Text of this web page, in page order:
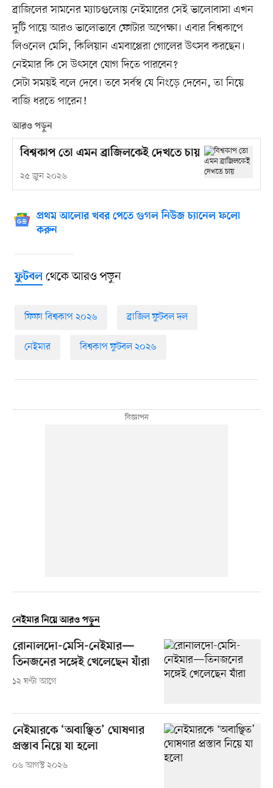
ব্রাজিলের সামনের ম্যাচগুলোয় নেইমারের সেই ভালোবাসা এখন
দুটি পায়ে আরও ভালোভাবে ফোটার অপেক্ষা। এবার বিশ্বকাপে
লিওনেল মেসি, কিলিয়ান এমবাপ্পেরা গোলের উৎসব করছেন।
নেইমার কি সে উৎসবে যোগ দিতে পারবেন?
সেটা সময়ই বলে দেবে। তবে সর্বস্ব যে নিংড়ে দেবেন, তা নিয়ে
বাজি ধরতে পারেন!
আরও পড়ুন
বিশ্বকাপ তো এমন ব্রাজিলকেই দেখতে চায়
২৫ জুন ২০২৬
প্রথম আলোর খবর পেতে গুগল নিউজ চ্যানেল ফলো
করুন
ফুটবলথেকে আরও পড়ুন
ফিফা বিশ্বকাপ ২০২৬ ব্রাজিল ফুটবল দল
নেইমার বিশ্বকাপ ফুটবল ২০২৬
নেইমার নিয়ে আরও পড়ুন
রোনালদো-মেসি-নেইমার—
তিনজনের সঙ্গেই খেলেছেন যাঁরা
১২ ঘণ্টা আগে
নেইমারকে ‘অবাঞ্ছিত’ ঘোষণার
প্রস্তাব নিয়ে যা হলো
০৬ আগস্ট ২০২৬